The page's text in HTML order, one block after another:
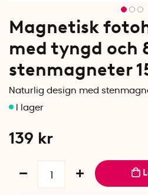
Magnetisk
med tyngd och
stenmagneter
Naturlig design med
139 kr